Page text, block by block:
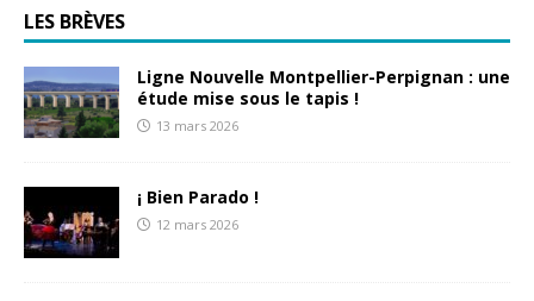
LES BRÈVES
Ligne Nouvelle Montpellier-Perpignan : une
étude mise sous le tapis !
13 mars 2026
¡ Bien Parado !
12 mars 2026